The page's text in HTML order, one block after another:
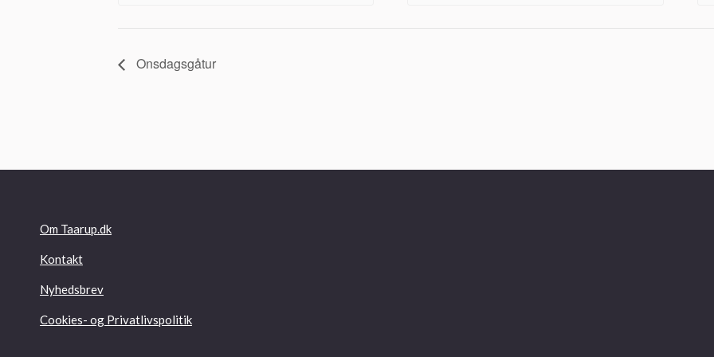
Onsdagsgåtur
Om Taarup.dk
Kontakt
Nyhedsbrev
Cookies- og Privatlivspolitik